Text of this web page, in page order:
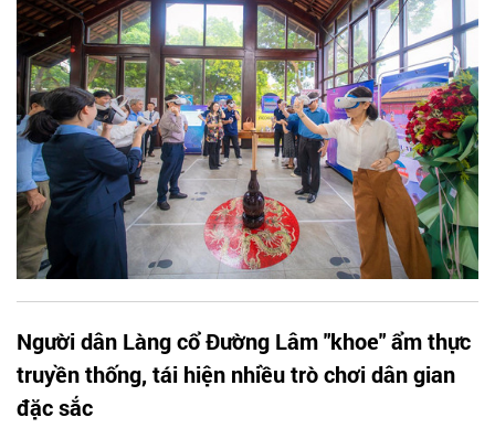
Người dân Làng cổ Đường Lâm "khoe" ẩm thực
truyền thống, tái hiện nhiều trò chơi dân gian
đặc sắc